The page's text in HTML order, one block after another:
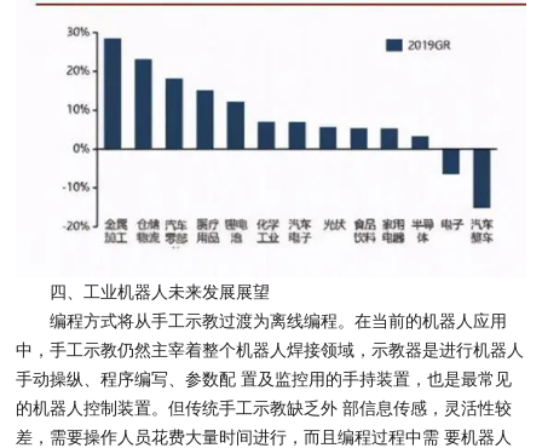
四、工业机器人未来发展展望
编程方式将从手工示教过渡为离线编程。在当前的机器人应用
中，手工示教仍然主宰着整个机器人焊接领域，示教器是进行机器人
手动操纵、程序编写、参数配 置及监控用的手持装置，也是最常见
的机器人控制装置。但传统手工示教缺乏外 部信息传感，灵活性较
差，需要操作人员花费大量时间进行，而且编程过程中需 要机器人